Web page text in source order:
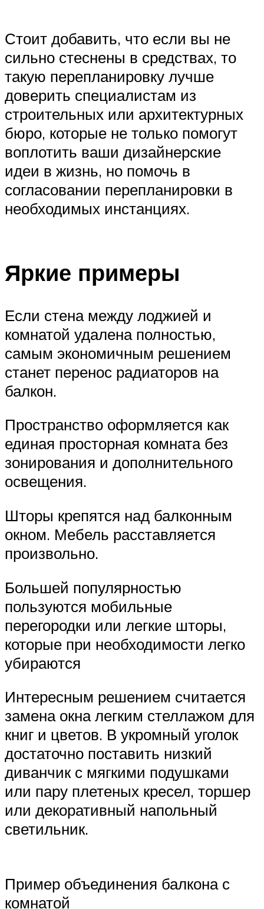
Стоит добавить, что если вы не
сильно стеснены в средствах, то
такую перепланировку лучше
доверить специалистам из
строительных или архитектурных
бюро, которые не только помогут
воплотить ваши дизайнерские
идеи в жизнь, но помочь в
согласовании перепланировки в
необходимых инстанциях.
Яркие примеры
Если стена между лоджией и
комнатой удалена полностью,
самым экономичным решением
станет перенос радиаторов на
балкон.
Пространство оформляется как
единая просторная комната без
зонирования и дополнительного
освещения.
Шторы крепятся над балконным
окном. Мебель расставляется
произвольно.
Большей популярностью
пользуются мобильные
перегородки или легкие шторы,
которые при необходимости легко
убираются
Интересным решением считается
замена окна легким стеллажом для
книг и цветов. В укромный уголок
достаточно поставить низкий
диванчик с мягкими подушками
или пару плетеных кресел, торшер
или декоративный напольный
светильник.
Пример объединения балкона с
комнатой